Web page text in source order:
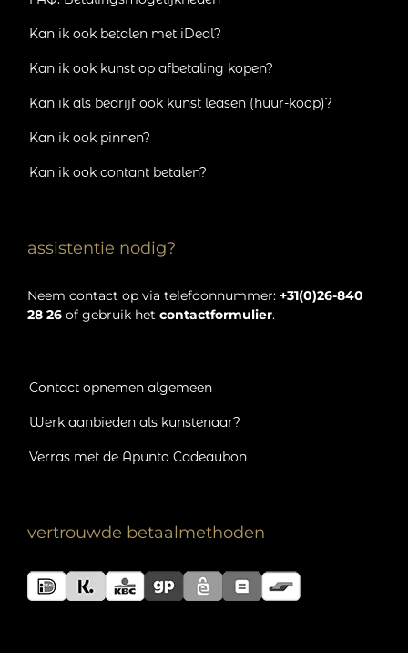
Kan ik ook betalen met iDeal?
Kan ik ook kunst op afbetaling kopen?
Kan ik als bedrijf ook kunst leasen (huur-koop)?
Kan ik ook pinnen?
Kan ik ook contant betalen?
assistentie nodig?
Neem contact op via telefoonnummer: +31(0)26-840
28 26 of gebruik het contactformulier.
Contact opnemen algemeen
Werk aanbieden als kunstenaar?
Verras met de Apunto Cadeaubon
vertrouwde betaalmethoden